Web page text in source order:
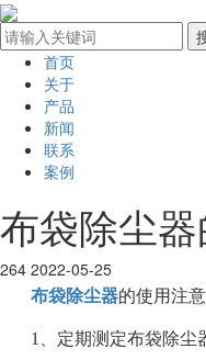
首页
关于
产品
新闻
联系
案例
布袋除尘
264 2022-05-25
布袋除尘器的使用注
1、定期测定布袋除尘